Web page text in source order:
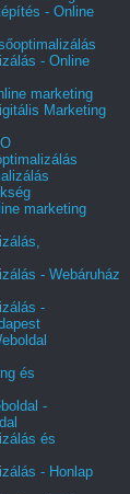
- Online
- Online
marketing
Marketing
marketing
- Webáruház
-
és
-
és
- Honlap